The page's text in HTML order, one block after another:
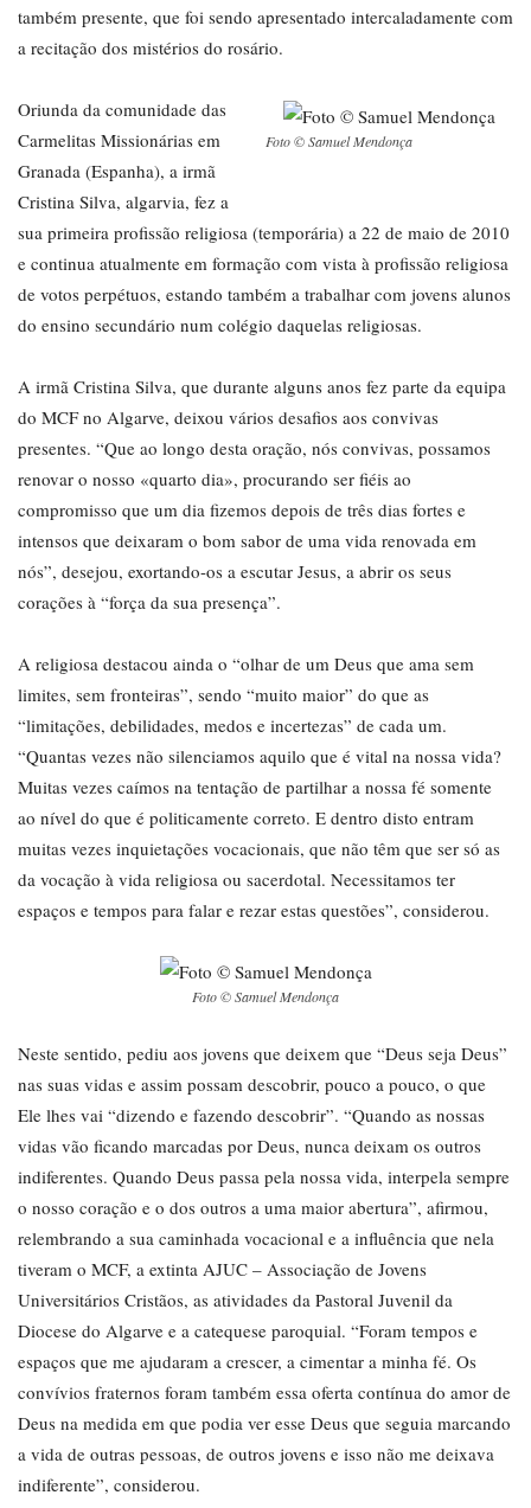
também presente, que foi sendo apresentado intercaladamente com
a recitação dos mistérios do rosário.
Foto © Samuel Mendonça
Oriunda da comunidade das
Carmelitas Missionárias em
Granada (Espanha), a irmã
Cristina Silva, algarvia, fez a
sua primeira profissão religiosa (temporária) a 22 de maio de 2010
e continua atualmente em formação com vista à profissão religiosa
de votos perpétuos, estando também a trabalhar com jovens alunos
do ensino secundário num colégio daquelas religiosas.
A irmã Cristina Silva, que durante alguns anos fez parte da equipa
do MCF no Algarve, deixou vários desafios aos convivas
presentes. “Que ao longo desta oração, nós convivas, possamos
renovar o nosso «quarto dia», procurando ser fiéis ao
compromisso que um dia fizemos depois de três dias fortes e
intensos que deixaram o bom sabor de uma vida renovada em
nós”, desejou, exortando-os a escutar Jesus, a abrir os seus
corações à “força da sua presença”.
A religiosa destacou ainda o “olhar de um Deus que ama sem
limites, sem fronteiras”, sendo “muito maior” do que as
“limitações, debilidades, medos e incertezas” de cada um.
“Quantas vezes não silenciamos aquilo que é vital na nossa vida?
Muitas vezes caímos na tentação de partilhar a nossa fé somente
ao nível do que é politicamente correto. E dentro disto entram
muitas vezes inquietações vocacionais, que não têm que ser só as
da vocação à vida religiosa ou sacerdotal. Necessitamos ter
espaços e tempos para falar e rezar estas questões”, considerou.
Foto © Samuel Mendonça
Neste sentido, pediu aos jovens que deixem que “Deus seja Deus”
nas suas vidas e assim possam descobrir, pouco a pouco, o que
Ele lhes vai “dizendo e fazendo descobrir”. “Quando as nossas
vidas vão ficando marcadas por Deus, nunca deixam os outros
indiferentes. Quando Deus passa pela nossa vida, interpela sempre
o nosso coração e o dos outros a uma maior abertura”, afirmou,
relembrando a sua caminhada vocacional e a influência que nela
tiveram o MCF, a extinta AJUC – Associação de Jovens
Universitários Cristãos, as atividades da Pastoral Juvenil da
Diocese do Algarve e a catequese paroquial. “Foram tempos e
espaços que me ajudaram a crescer, a cimentar a minha fé. Os
convívios fraternos foram também essa oferta contínua do amor de
Deus na medida em que podia ver esse Deus que seguia marcando
a vida de outras pessoas, de outros jovens e isso não me deixava
indiferente”, considerou.